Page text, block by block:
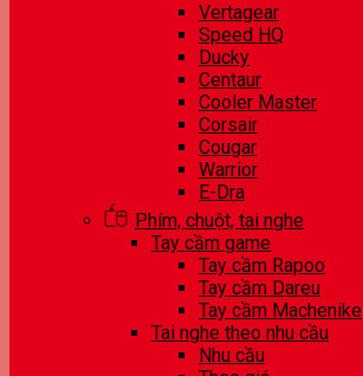
Vertagear
Speed HQ
Ducky
Centaur
Cooler Master
Corsair
Cougar
Warrior
E-Dra
Phím, chuột, tai nghe
Tay cầm game
Tay cầm Rapoo
Tay cầm Dareu
Tay cầm Machenike
Tai nghe theo nhu cầu
Nhu cầu